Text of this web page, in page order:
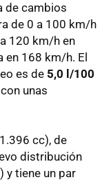
de cambios
de 0 a 100 km/h
120 km/h en
en 168 km/h. El
es de 5,0 l/100
unas
cc), de
distribución
y tiene un par